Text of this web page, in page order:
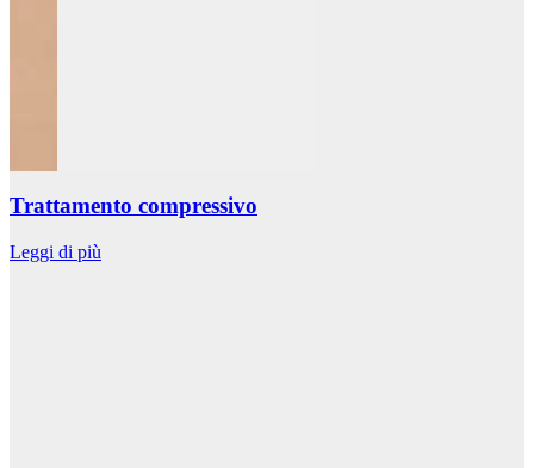
Trattamento compressivo
Leggi di più